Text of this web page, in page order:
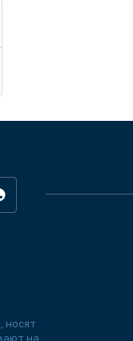
носят
на